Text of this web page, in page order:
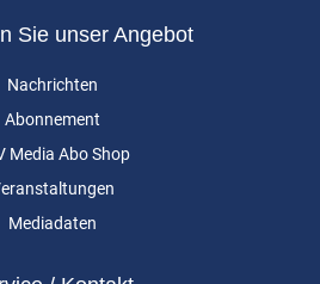
Sie unser Angebot
Nachrichten
Abonnement
Media Abo Shop
Mediadaten